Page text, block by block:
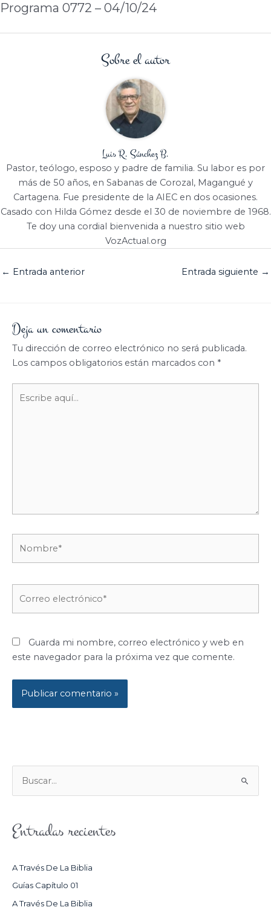
Programa 0772 – 04/10/24
Sobre el autor
Luis R. Sánchez B.
Pastor, teólogo, esposo y padre de familia. Su labor es por
más de 50 años, en Sabanas de Corozal, Magangué y
Cartagena. Fue presidente de la AIEC en dos ocasiones.
Casado con Hilda Gómez desde el 30 de noviembre de 1968.
Te doy una cordial bienvenida a nuestro sitio web
VozActual.org
← Entrada anterior Entrada siguiente →
Deja un comentario
Tu dirección de correo electrónico no será publicada.
Los campos obligatorios están marcados con *
aquí...
Guarda mi nombre, correo electrónico y web en
este navegador para la próxima vez que comente.
U
C
Entradas recientes
A Través De La Biblia
Guías Capítulo 01
A Través De La Biblia